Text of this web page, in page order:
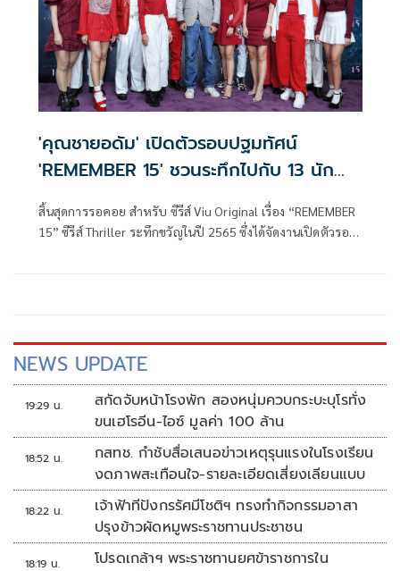
อังคาร-พุธ เวลา 20.00 น. เริ่มตอนแรกวันอังคารที่ 10
พฤษภาคมนี้ โดยสามารถรับชมได้ทาง Viu (วิว) เท่านั้น!
'คุณชายอดัม' เปิดตัวรอบปฐมทัศน์
'REMEMBER 15' ชวนระทึกไปกับ 13 นัก
แสดงร้อนแรงแห่งปี!
สิ้นสุดการรอคอย สำหรับ ซีรีส์ Viu Original เรื่อง “REMEMBER
15” ซีรีส์ Thriller ระทึกขวัญในปี 2565 ซึ่งได้จัดงานเปิดตัวรอบ
NEWS UPDATE
19:29 น.
สกัดจับหน้าโรงพัก สองหนุ่มควบกระบะบุโรทั่ง
ขนเฮโรอีน-ไอซ์ มูลค่า 100 ล้าน
18:52 น.
กสทช. กำชับสื่อเสนอข่าวเหตุรุนแรงในโรงเรียน
งดภาพสะเทือนใจ-รายละเอียดเสี่ยงเลียนแบบ
18:22 น.
เจ้าฟ้าทีปังกรรัศมีโชติฯ ทรงทำกิจกรรมอาสา
ปรุงข้าวผัดหมูพระราชทานประชาชน
18:19 น.
โปรดเกล้าฯ พระราชทานยศข้าราชการใน